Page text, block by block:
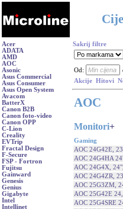
Acer
ADATA
AMD
AOC
Asonic
Asus Commercial
Asus Consumer
Asus Open System
Avacom
BatterX
Canon B2B
Canon foto-video
Canon OPP
C-Lion
Creality
EVTrip
Fractal Design
F-Secure
FSP - Fortron
Fujitsu
Gainward
Genesis
Genius
Gigabyte
Intel
Intellinet
Sakrij filtre
Od:
Akcije Hitovi
AOC
Monitori+
Gaming
AOC 24G42E,
AOC 24G4HA
AOC 24G4X,
AOC 24G4ZR,
AOC 25G3ZM,
AOC 25G42E
AOC 25G4SRE